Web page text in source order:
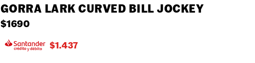
GORRA LARK CURVED BILL JOCKEY
$1690
$1.437